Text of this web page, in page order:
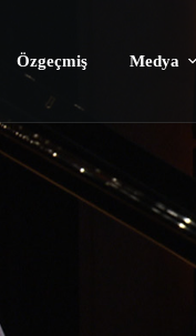
Özgeçmiş Medya